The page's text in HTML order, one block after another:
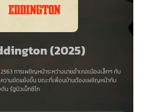
(2025)
การเผชิญหน้าระหว่างนายอำเภอเมืองเล็กๆ กับ
ความขัดแย้งขึ้น ขณะที่เพื่อนบ้านต้องเผชิญหน้ากับ
น รัฐนิวเม็กซิโก